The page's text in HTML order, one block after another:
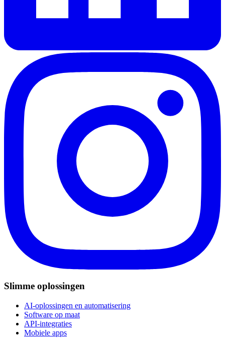
Slimme oplossingen
AI-oplossingen en automatisering
Software op maat
API-integraties
Mobiele apps